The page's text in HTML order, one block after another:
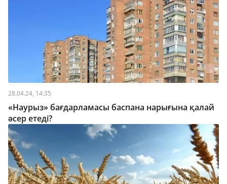
28.04.24, 14:35
«Наурыз» бағдарламасы баспана нарығына қалай
әсер етеді?